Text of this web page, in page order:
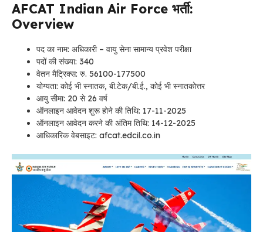
AFCAT Indian Air Force भर्ती:
Overview
पद का नाम: अधिकारी – वायु सेना सामान्य प्रवेश परीक्षा
पदों की संख्या: 340
वेतन मैट्रिक्स: रु. 56100-177500
योग्यता: कोई भी स्नातक, बी.टेक/बी.ई., कोई भी स्नातकोत्तर
आयु सीमा: 20 से 26 वर्ष
ऑनलाइन आवेदन शुरू होने की तिथि: 17-11-2025
ऑनलाइन आवेदन करने की अंतिम तिथि: 14-12-2025
आधिकारिक वेबसाइट: afcat.edcil.co.in